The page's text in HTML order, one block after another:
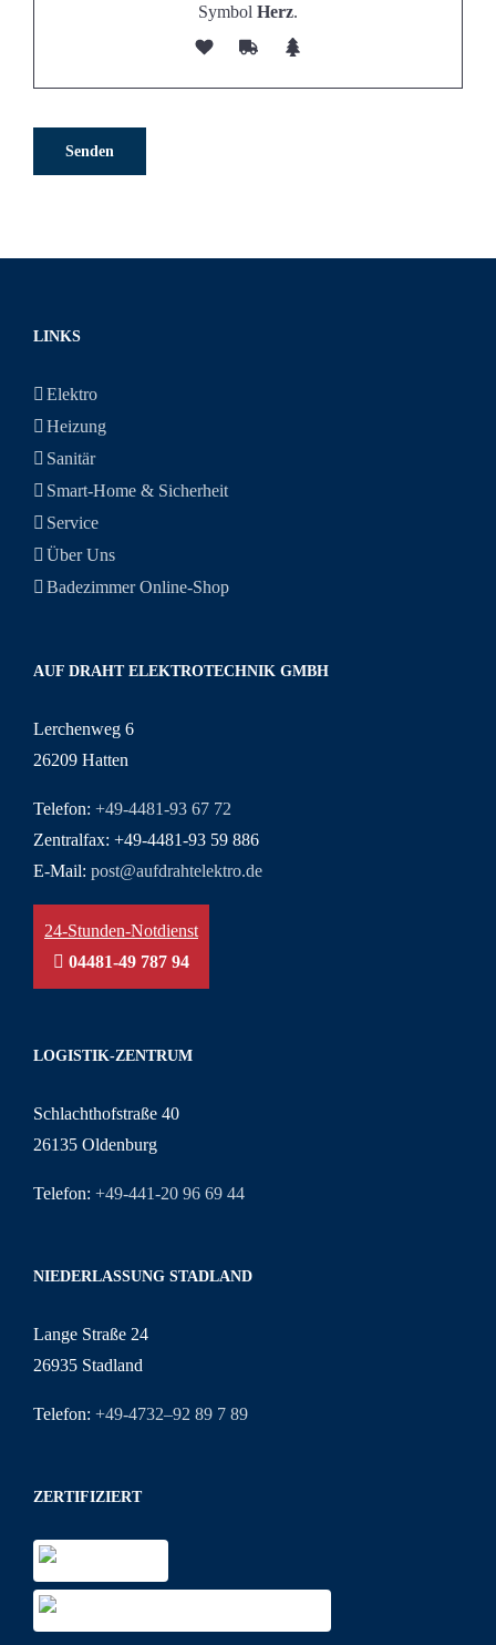
Symbol Herz.
LINKS
Elektro
Heizung
Sanitär
Smart-Home & Sicherheit
Service
Über Uns
Badezimmer Online-Shop
AUF DRAHT ELEKTROTECHNIK GMBH
Lerchenweg 6
26209 Hatten
Telefon: +49-4481-93 67 72
Zentralfax: +49-4481-93 59 886
E-Mail: post@aufdrahtelektro.de
24-Stunden-Notdienst
04481-49 787 94
LOGISTIK-ZENTRUM
Schlachthofstraße 40
26135 Oldenburg
Telefon: +49-441-20 96 69 44
NIEDERLASSUNG STADLAND
Lange Straße 24
26935 Stadland
Telefon: +49-4732–92 89 7 89
ZERTIFIZIERT